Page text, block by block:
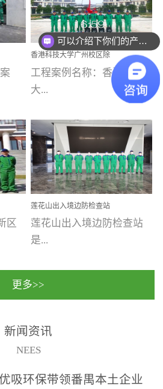
产产品都经过严格的质检
程序；生产车间为优吸总
部和全国分支机构生产光
触媒、净醛王、祛味剂等
优吸系列产品，保质保量
完成生产任务，确保全国
求。资质优势团队优势分
支优势优吸环保是一棵正
茁壮成长的树，只要我们
人人都爱护她、珍惜她、
她将越来越枝繁叶茂，终
将会成为一棵参天大树！
优吸环保截止2020年拥有
全国600家网点分支机构。
寓
...
小学(珠江湾校区)项目地
址：广州市南沙区海滨路
南沙珠江湾江门市蓬江区
禾...
室
豪
雅
...
香港科技大学广州校区除
甲醛项目圆满完成
工程案例名称：香港科技
大...
学广州校区室内空气治
理 工程案例地址：广
州南沙区·香港科技大学(广
州)校区 工程案...
区
治
月珠
莲花山出入境边防检查站
室内除甲醛空气治理项目
莲花山出入境边防检查站
是...
国家通过设在对外开放口
（及各出入境边防检查
更多>>
新闻资讯
NEES
优吸环保带领番禺本​土企业
可以介绍下你们的产品么